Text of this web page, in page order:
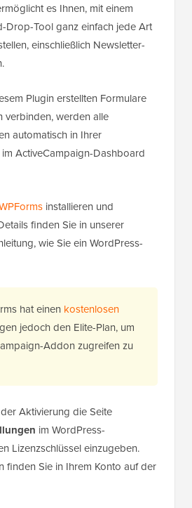
es Ihnen, mit einem
Drop-Tool ganz einfach jede Art
einschließlich Newsletter-
Plugin erstellten Formulare
verbinden, werden alle
automatisch in Ihrer
ActiveCampaign-Dashboard
installieren und
finden Sie in unserer
wie Sie ein WordPress-
hat einen kostenlosen
jedoch den Elite-Plan, um
Addon zugreifen zu
Aktivierung die Seite
im WordPress-
Lizenzschlüssel einzugeben.
finden Sie in Ihrem Konto auf der